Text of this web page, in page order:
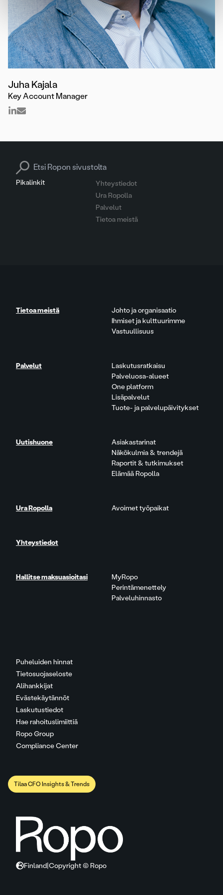
Juha Kajala
Key Account Manager
Pikalinkit
Yhteystiedot
Ura Ropolla
Palvelut
Tietoa meistä
Search for:
Puheluiden hinnat
Tietosuojaseloste
Alihankkijat
Evästekäytännöt
Laskutustiedot
Hae rahoituslimiittiä
Ropo Group
Compliance Center
Tietoa meistä
Johto ja organisaatio
Ihmiset ja kulttuurimme
Vastuullisuus
Palvelut
Laskutusratkaisu
Palveluosa-alueet
One platform
Lisäpalvelut
Tuote- ja palvelupäivitykset
Uutishuone
Asiakastarinat
Näkökulmia & trendejä
Raportit & tutkimukset
Elämää Ropolla
Ura Ropolla Avoimet työpaikat
Yhteystiedot
Hallitse maksuasioitasi
MyRopo
Perintämenettely
Palveluhinnasto
Tilaa CFO Insights & Trends
Finland Copyright © Ropo